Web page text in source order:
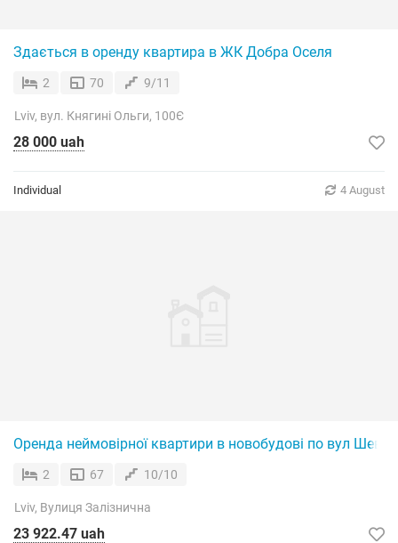
Здається в оренду квартира в ЖК Добра Оселя
2 70 9/11
Lviv, вул. Княгині Ольги, 100Є
28 000 uah
Individual 4 August
Оренда неймовірної квартири в новобудові по вул
2 67 10/10
Lviv, Вулиця Залізнична
23 922.47 uah